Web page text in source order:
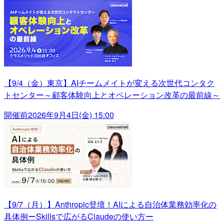
【9/4（金）東京】AIチームメイトが変える次世代コンタク
トセンター～顧客体験向上とオペレーション改革の最前線～
開催前2026年9月4日(金) 15:00
【9/7（月）】Anthropic登壇！AIによる自治体業務効率化の
具体例ーSkillsで広がるClaudeの使い方ー